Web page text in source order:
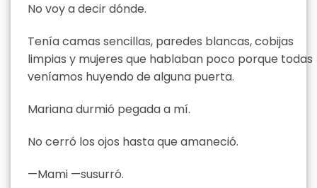
No voy a decir dónde.
Tenía camas sencillas, paredes blancas, cobijas
limpias y mujeres que hablaban poco porque todas
veníamos huyendo de alguna puerta.
Mariana durmió pegada a mí.
No cerró los ojos hasta que amaneció.
—Mami —susurró.